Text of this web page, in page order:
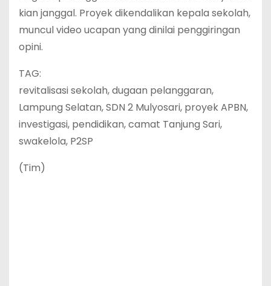
kian janggal. Proyek dikendalikan kepala sekolah,
muncul video ucapan yang dinilai penggiringan
opini.
TAG:
revitalisasi sekolah, dugaan pelanggaran,
Lampung Selatan, SDN 2 Mulyosari, proyek APBN,
investigasi, pendidikan, camat Tanjung Sari,
swakelola, P2SP
(Tim)